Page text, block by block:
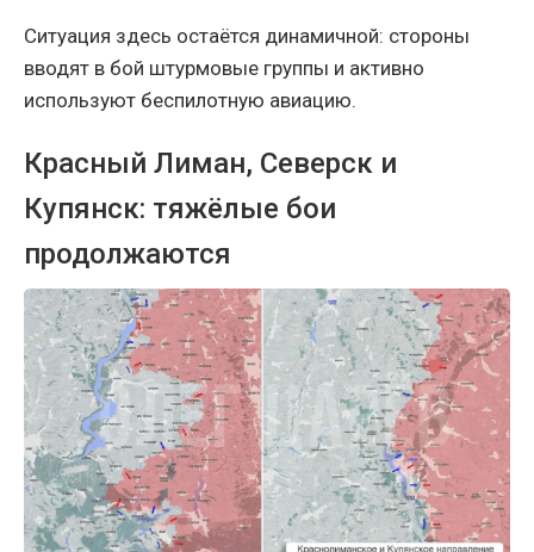
Ситуация здесь остаётся динамичной: стороны
вводят в бой штурмовые группы и активно
используют беспилотную авиацию.
Красный Лиман, Северск и
Купянск: тяжёлые бои
продолжаются